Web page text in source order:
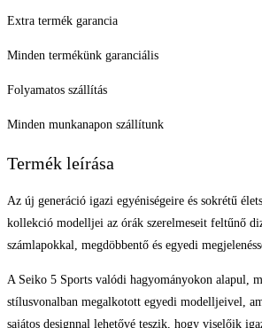
Extra termék garancia
Minden termékünk garanciális
Folyamatos szállítás
Minden munkanapon szállítunk
Termék leírása
Az új generáció igazi egyéniségeire és sokrétű
kollekció modelljei az órák szerelmeseit feltűnő
számlapokkal, megdöbbentő és egyedi
A Seiko 5 Sports valódi hagyományokon alapul,
stílusvonalban megalkotott egyedi modelljeivel,
sajátos designnal lehetővé teszik, hogy viselőik